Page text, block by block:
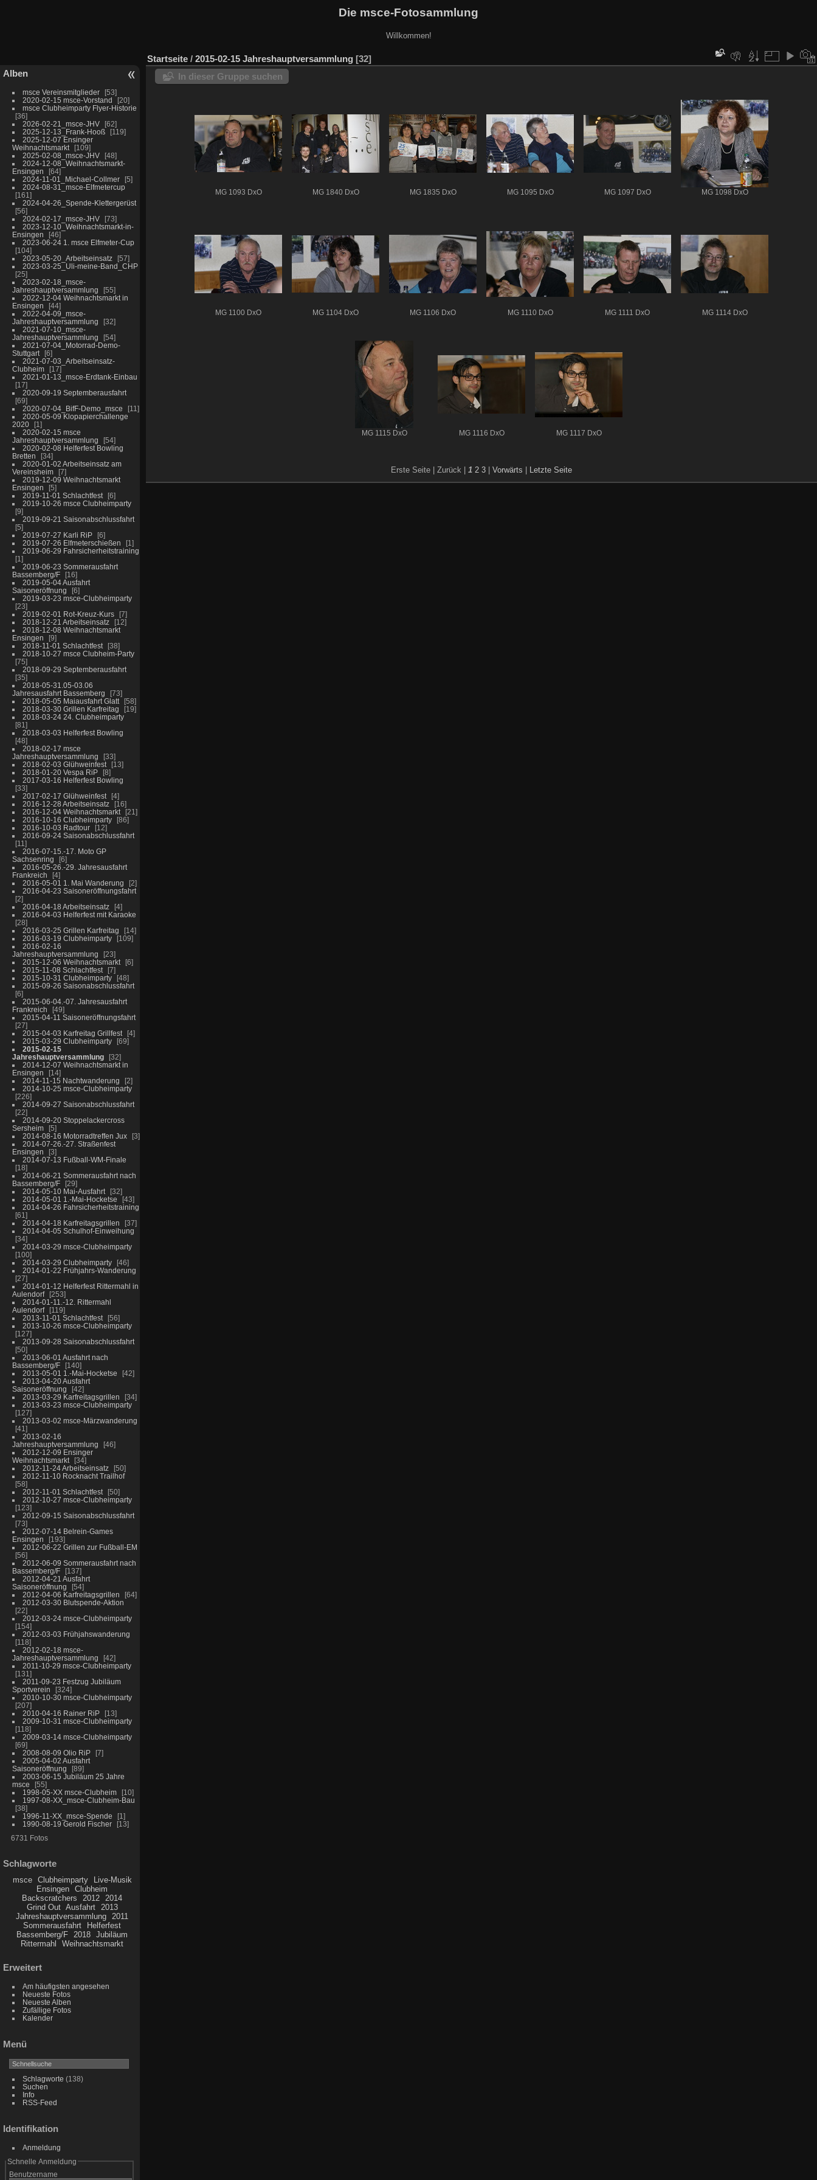
Die msce-Fotosammlung
Willkommen!
Alben
msce Vereinsmitglieder
53
2020-02-15 msce-Vorstand
20
msce Clubheimparty Flyer-Historie
36
2026-02-21_msce-JHV
62
2025-12-13_Frank-Hooß
119
2025-12-07 Ensinger
Weihnachtsmarkt
109
2025-02-08_msce-JHV
48
2024-12-08_Weihnachtsmarkt-
Ensingen
64
2024-11-01_Michael-Collmer
5
2024-08-31_msce-Elfmetercup
161
2024-04-26_Spende-Klettergerüst
56
2024-02-17_msce-JHV
73
2023-12-10_Weihnachtsmarkt-in-
Ensingen
46
2023-06-24 1. msce Elfmeter-Cup
104
2023-05-20_Arbeitseinsatz
57
2023-03-25_Uli-meine-Band_CHP
25
2023-02-18_msce-
Jahreshauptversammlung
55
2022-12-04 Weihnachtsmarkt in
Ensingen
44
2022-04-09_msce-
Jahreshauptversammlung
32
2021-07-10_msce-
Jahreshauptversammlung
54
2021-07-04_Motorrad-Demo-
Stuttgart
6
2021-07-03_Arbeitseinsatz-
Clubheim
17
2021-01-13_msce-Erdtank-Einbau
17
2020-09-19 Septemberausfahrt
69
2020-07-04_BifF-Demo_msce
11
2020-05-09 Klopapierchallenge
2020
1
2020-02-15 msce
Jahreshauptversammlung
54
2020-02-08 Helferfest Bowling
Bretten
34
2020-01-02 Arbeitseinsatz am
Vereinsheim
7
2019-12-09 Weihnachtsmarkt
Ensingen
5
2019-11-01 Schlachtfest
6
2019-10-26 msce Clubheimparty
9
2019-09-21 Saisonabschlussfahrt
5
2019-07-27 Karli RiP
6
2019-07-26 Elfmeterschießen
1
2019-06-29 Fahrsicherheitstraining
1
2019-06-23 Sommerausfahrt
Bassemberg/F
16
2019-05-04 Ausfahrt
Saisoneröffnung
6
2019-03-23 msce-Clubheimparty
23
2019-02-01 Rot-Kreuz-Kurs
7
2018-12-21 Arbeitseinsatz
12
2018-12-08 Weihnachtsmarkt
Ensingen
9
2018-11-01 Schlachtfest
38
2018-10-27 msce Clubheim-Party
75
2018-09-29 Septemberausfahrt
35
2018-05-31.05-03.06
Jahresausfahrt Bassemberg
73
2018-05-05 Maiausfahrt Glatt
58
2018-03-30 Grillen Karfreitag
19
2018-03-24 24. Clubheimparty
81
2018-03-03 Helferfest Bowling
48
2018-02-17 msce
Jahreshauptversammlung
33
2018-02-03 Glühweinfest
13
2018-01-20 Vespa RiP
8
2017-03-16 Helferfest Bowling
33
2017-02-17 Glühweinfest
4
2016-12-28 Arbeitseinsatz
16
2016-12-04 Weihnachtsmarkt
21
2016-10-16 Clubheimparty
86
2016-10-03 Radtour
12
2016-09-24 Saisonabschlussfahrt
11
2016-07-15.-17. Moto GP
Sachsenring
6
2016-05-26.-29. Jahresausfahrt
Frankreich
4
2016-05-01 1. Mai Wanderung
2
2016-04-23 Saisoneröffnungsfahrt
2
2016-04-18 Arbeitseinsatz
4
2016-04-03 Helferfest mit Karaoke
28
2016-03-25 Grillen Karfreitag
14
2016-03-19 Clubheimparty
109
2016-02-16
Jahreshauptversammlung
23
2015-12-06 Weihnachtsmarkt
6
2015-11-08 Schlachtfest
7
2015-10-31 Clubheimparty
48
2015-09-26 Saisonabschlussfahrt
6
2015-06-04.-07. Jahresausfahrt
Frankreich
49
2015-04-11 Saisoneröffnungsfahrt
27
2015-04-03 Karfreitag Grillfest
4
2015-03-29 Clubheimparty
69
2015-02-15
Jahreshauptversammlung
32
2014-12-07 Weihnachtsmarkt in
Ensingen
14
2014-11-15 Nachtwanderung
2
2014-10-25 msce-Clubheimparty
226
2014-09-27 Saisonabschlussfahrt
22
2014-09-20 Stoppelackercross
Sersheim
5
2014-08-16 Motorradtreffen Jux
3
2014-07-26.-27. Straßenfest
Ensingen
3
2014-07-13 Fußball-WM-Finale
18
2014-06-21 Sommerausfahrt nach
Bassemberg/F
29
2014-05-10 Mai-Ausfahrt
32
2014-05-01 1.-Mai-Hocketse
43
2014-04-26 Fahrsicherheitstraining
61
2014-04-18 Karfreitagsgrillen
37
2014-04-05 Schulhof-Einweihung
34
2014-03-29 msce-Clubheimparty
100
2014-03-29 Clubheimparty
46
2014-01-22 Frühjahrs-Wanderung
27
2014-01-12 Helferfest Rittermahl in
Aulendorf
253
2014-01-11.-12. Rittermahl
Aulendorf
119
2013-11-01 Schlachtfest
56
2013-10-26 msce-Clubheimparty
127
2013-09-28 Saisonabschlussfahrt
50
2013-06-01 Ausfahrt nach
Bassemberg/F
140
2013-05-01 1.-Mai-Hocketse
42
2013-04-20 Ausfahrt
Saisoneröffnung
42
2013-03-29 Karfreitagsgrillen
34
2013-03-23 msce-Clubheimparty
127
2013-03-02 msce-Märzwanderung
41
2013-02-16
Jahreshauptversammlung
46
2012-12-09 Ensinger
Weihnachtsmarkt
34
2012-11-24 Arbeitseinsatz
50
2012-11-10 Rocknacht Trailhof
58
2012-11-01 Schlachtfest
50
2012-10-27 msce-Clubheimparty
123
2012-09-15 Saisonabschlussfahrt
73
2012-07-14 Belrein-Games
Ensingen
193
2012-06-22 Grillen zur Fußball-EM
56
2012-06-09 Sommerausfahrt nach
Bassemberg/F
137
2012-04-21 Ausfahrt
Saisoneröffnung
54
2012-04-06 Karfreitagsgrillen
64
2012-03-30 Blutspende-Aktion
22
2012-03-24 msce-Clubheimparty
154
2012-03-03 Frühjahswanderung
118
2012-02-18 msce-
Jahreshauptversammlung
42
2011-10-29 msce-Clubheimparty
131
2011-09-23 Festzug Jubiläum
Sportverein
324
2010-10-30 msce-Clubheimparty
207
2010-04-16 Rainer RiP
13
2009-10-31 msce-Clubheimparty
118
2009-03-14 msce-Clubheimparty
69
2008-08-09 Olio RiP
7
2005-04-02 Ausfahrt
Saisoneröffnung
89
2003-06-15 Jubiläum 25 Jahre
msce
55
1998-05-XX msce-Clubheim
10
1997-08-XX_msce-Clubheim-Bau
38
1996-11-XX_msce-Spende
1
1990-08-19 Gerold Fischer
13
6731 Fotos
Schlagworte
msce Clubheimparty
Live-Musik
Ensingen
Clubheim
Backscratchers
2012
2014
Grind Out Ausfahrt
2013
Jahreshauptversammlung
2011
Sommerausfahrt
Helferfest
Bassemberg/F
2018
Jubiläum
Rittermahl
Weihnachtsmarkt
Erweitert
Am häufigsten angesehen
Neueste Fotos
Neueste Alben
Zufällige Fotos
Kalender
Menü
Schlagworte (138)
Suchen
Info
RSS-Feed
Identifikation
Anmeldung
Schnelle Anmeldung
Benutzername
Startseite / 2015-02-15 Jahreshauptversammlung 32
In dieser Gruppe suchen
MG 1093 DxO MG 1840 DxO MG 1835 DxO MG 1095 DxO MG 1097 DxO MG 1098 DxO
MG 1100 DxO MG 1104 DxO MG 1106 DxO MG 1110 DxO MG 1111 DxO MG 1114 DxO
MG 1115 DxO MG 1116 DxO MG 1117 DxO
Erste Seite | Zurück | 1 2 3 Vorwärts Letzte Seite